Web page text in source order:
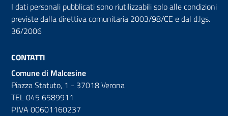
I dati personali pubblicati sono riutilizzabili solo alle condizioni
previste dalla direttiva comunitaria 2003/98/CE e dal d.lgs.
36/2006
CONTATTI
Comune di Malcesine
Piazza Statuto, 1 - 37018 Verona
TEL 045 6589911
P.IVA 00601160237